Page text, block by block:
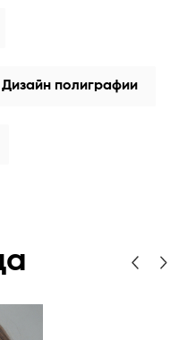
Дизайн полиграфии